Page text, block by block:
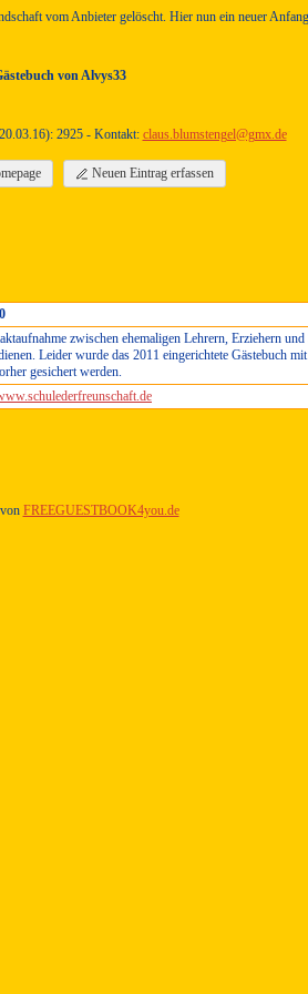
vom Anbieter gelöscht. Hier nun ein neuer
von Alvys33
2925 - Kontakt: claus.blumstengel@gmx.de
Neuen Eintrag erfassen
zwischen ehemaligen Lehrern, Erziehern
Leider wurde das 2011 eingerichtete Gästebuch
gesichert werden.
FREEGUESTBOOK4you.de